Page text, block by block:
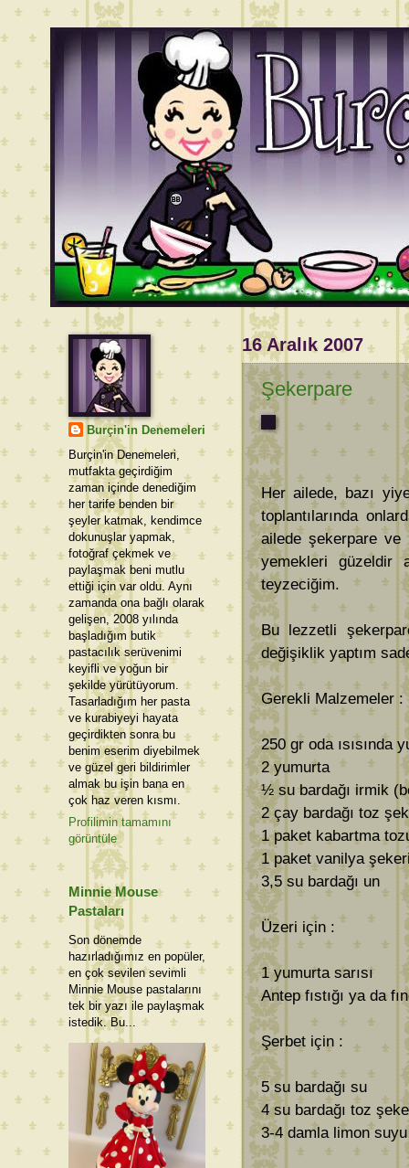
16 Aralık 2007
Şekerpare
Her ailede, bazı
toplantılarında
ailede şekerpare ve
yemekleri güzeldir
teyzeciğim.
Bu lezzetli
değişiklik yaptım
Gerekli Malzemeler :
250 gr oda ısısında
2 yumurta
½ su bardağı irmik
2 çay bardağı toz
1 paket kabartma
1 paket vanilya
3,5 su bardağı un
Üzeri için :
1 yumurta sarısı
Antep fıstığı ya da
Şerbet için :
5 su bardağı su
4 su bardağı toz
3-4 damla limon suyu
Burçin'in Denemeleri
Burçin'in Denemeleri,
mutfakta geçirdiğim
zaman içinde denediğim
her tarife benden bir
şeyler katmak, kendimce
dokunuşlar yapmak,
fotoğraf çekmek ve
paylaşmak beni mutlu
ettiği için var oldu. Aynı
zamanda ona bağlı olarak
gelişen, 2008 yılında
başladığım butik
pastacılık serüvenimi
keyifli ve yoğun bir
şekilde yürütüyorum.
Tasarladığım her pasta
ve kurabiyeyi hayata
geçirdikten sonra bu
benim eserim diyebilmek
ve güzel geri bildirimler
almak bu işin bana en
çok haz veren kısmı.
Profilimin tamamını
görüntüle
Minnie Mouse
Pastaları
Son dönemde
hazırladığımız en popüler,
en çok sevilen sevimli
Minnie Mouse pastalarını
tek bir yazı ile paylaşmak
istedik. Bu...